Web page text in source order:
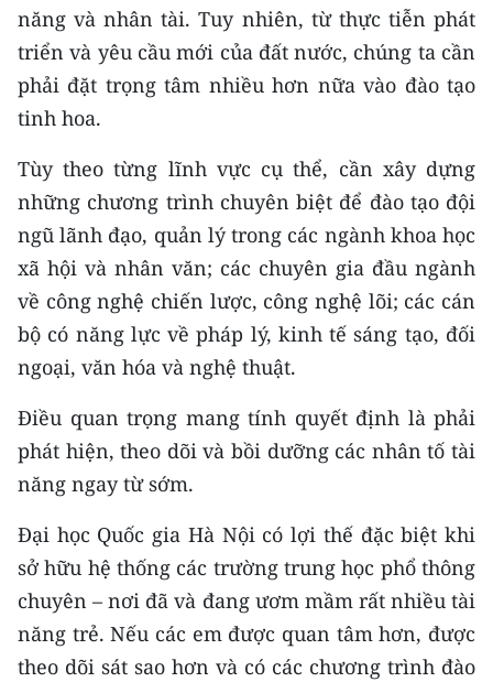
năng và nhân tài. Tuy nhiên, từ thực tiễn phát
triển và yêu cầu mới của đất nước, chúng ta cần
phải đặt trọng tâm nhiều hơn nữa vào đào tạo
tinh hoa.
Tùy theo từng lĩnh vực cụ thể, cần xây dựng
những chương trình chuyên biệt để đào tạo đội
ngũ lãnh đạo, quản lý trong các ngành khoa học
xã hội và nhân văn; các chuyên gia đầu ngành
về công nghệ chiến lược, công nghệ lõi; các cán
bộ có năng lực về pháp lý, kinh tế sáng tạo, đối
ngoại, văn hóa và nghệ thuật.
Điều quan trọng mang tính quyết định là phải
phát hiện, theo dõi và bồi dưỡng các nhân tố tài
năng ngay từ sớm.
Đại học Quốc gia Hà Nội có lợi thế đặc biệt khi
sở hữu hệ thống các trường trung học phổ thông
chuyên – nơi đã và đang ươm mầm rất nhiều tài
năng trẻ. Nếu các em được quan tâm hơn, được
theo dõi sát sao hơn và có các chương trình đào